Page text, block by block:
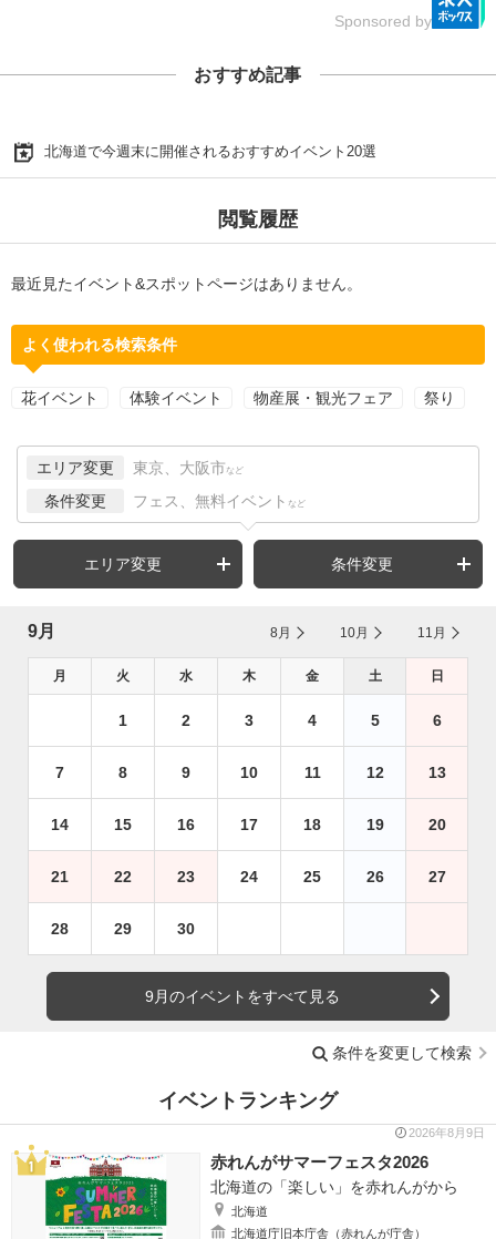
Sponsored by
おすすめ記事
北海道で今週末に開催されるおすすめイベント20選
閲覧履歴
最近見たイベント&スポットページはありません。
よく使われる検索条件
花イベント 体験イベント 物産展・観光フェア 祭り
エリア変更 東京、大阪市 など
条件変更 フェス、無料イベント など
エリア変更 条件変更
9月 8月 10月 11月
月 火 水 木 金 土 日
1 2 3 4 5 6
7 8 9 10 11 12 13
14 15 16 17 18 19 20
21 22 23 24 25 26 27
28 29 30
9月のイベントをすべて見る
条件を変更して検索
イベントランキング
2026年8月9日
赤れんがサマーフェスタ2026
北海道の「楽しい」を赤れんがから
北海道
北海道庁旧本庁舎（赤れんが庁舎）